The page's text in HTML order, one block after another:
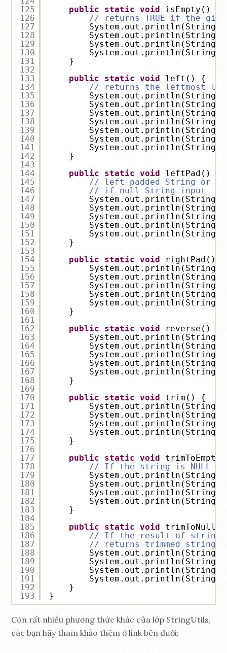
125
126
127
128
129
130
131
132
133
134
135
136
137
138
139
140
141
142
143
144
145
146
147
148
149
150
151
152
153
154
155
156
157
158
159
160
161
162
163
164
165
166
167
168
169
170
171
172
173
174
175
176
177
178
179
180
181
182
183
184
185
186
187
188
189
190
191
192
193
public
static void
isEmpty() {
// returns TRUE if the
}
public
static void
left() {
// returns the leftmost
}
public
static void
leftPad() {
// left padded String or
// if null String input
}
public
static void
rightPad() {
}
public
static void
reverse() {
}
public
static void
trim() {
}
public
static void
// If the string is NULL it
}
public
static void
// If the result of string
// returns trimmed string
}
}
Còn rất nhiều phương thức khác của lớp StringUtils,
các bạn hãy tham khảo thêm ở link bên dưới: